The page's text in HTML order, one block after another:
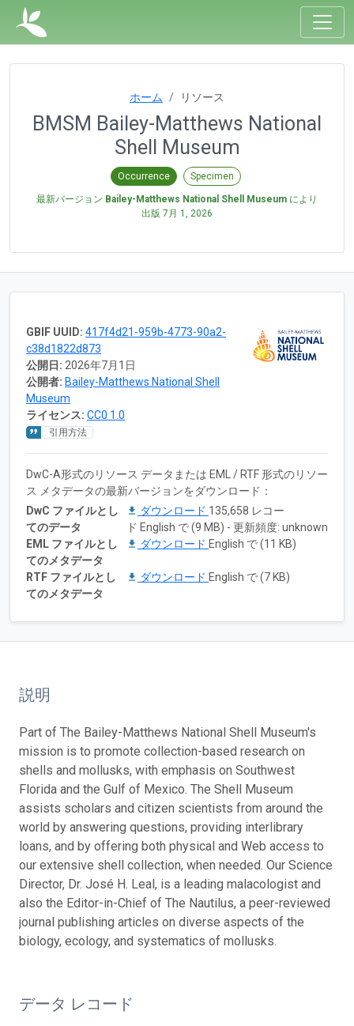
ホーム リソース
BMSM Bailey-Matthews National
Shell Museum
Occurrence Specimen
最新バージョン Bailey-Matthews National Shell Museum により
出版 7月 1, 2026
GBIF UUID: 417f4d21-959b-4773-90a2-
c38d1822d873
公開日: 2026年7月1日
公開者: Bailey-Matthews National Shell
Museum
ライセンス: CC0 1.0
引用方法
DwC-A形式のリソース データまたは EML / RTF 形式のリソー
ス メタデータの最新バージョンをダウンロード：
DwC ファイルとし
てのデータ
ダウンロード 135,658 レコー
ド English で (9 MB) - 更新頻度: unknown
EML ファイルとし
てのメタデータ
ダウンロード English で (11 KB)
RTF ファイルとし
てのメタデータ
ダウンロード English で (7 KB)
説明
Part of The Bailey-Matthews National Shell Museum's
mission is to promote collection-based research on
shells and mollusks, with emphasis on Southwest
Florida and the Gulf of Mexico. The Shell Museum
assists scholars and citizen scientists from around the
world by answering questions, providing interlibrary
loans, and by offering both physical and Web access to
our extensive shell collection, when needed. Our Science
Director, Dr. José H. Leal, is a leading malacologist and
also the Editor-in-Chief of The Nautilus, a peer-reviewed
journal publishing articles on diverse aspects of the
biology, ecology, and systematics of mollusks.
データ レコード